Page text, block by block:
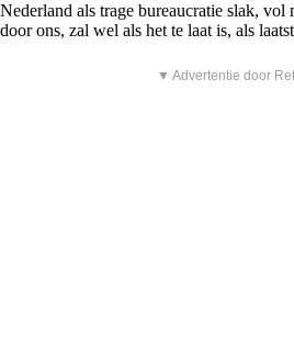
Nederland als trage bureaucratie slak, vol
door ons, zal wel als het te laat is, als
▼ Advertentie door